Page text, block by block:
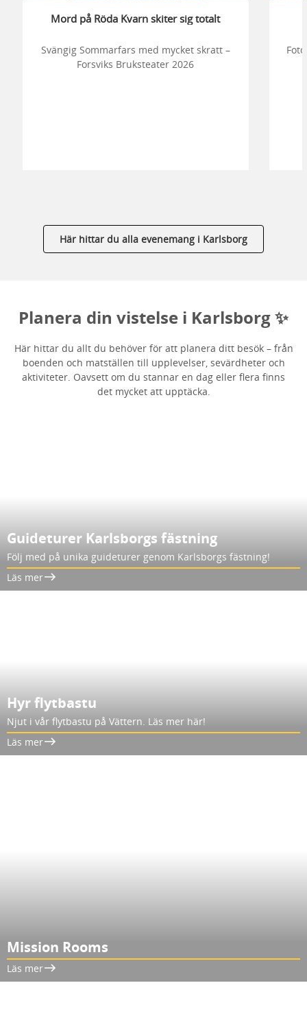
Mord på Röda Kvarn skiter sig totalt
Svängig Sommarfars med mycket skratt –
Forsviks Bruksteater 2026
Här hittar du alla evenemang i Karlsborg
Planera din vistelse i Karlsborg ✨
Här hittar du allt du behöver för att planera ditt besök – från
boenden och matställen till upplevelser, sevärdheter och
aktiviteter. Oavsett om du stannar en dag eller flera finns
det mycket att upptäcka.
Guideturer Karlsborgs fästning
Följ med på unika guideturer genom Karlsborgs fästning!
Läs mer
Hyr flytbastu
Njut i vår flytbastu på Vättern. Läs mer här!
Läs mer
Mission Rooms
Läs mer